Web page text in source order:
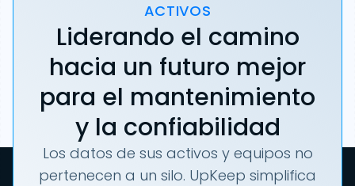
ACTIVOS
Liderando el camino
hacia un futuro mejor
para el mantenimiento
y la confiabilidad
Los datos de sus activos y equipos no
pertenecen a un silo. UpKeep simplifica